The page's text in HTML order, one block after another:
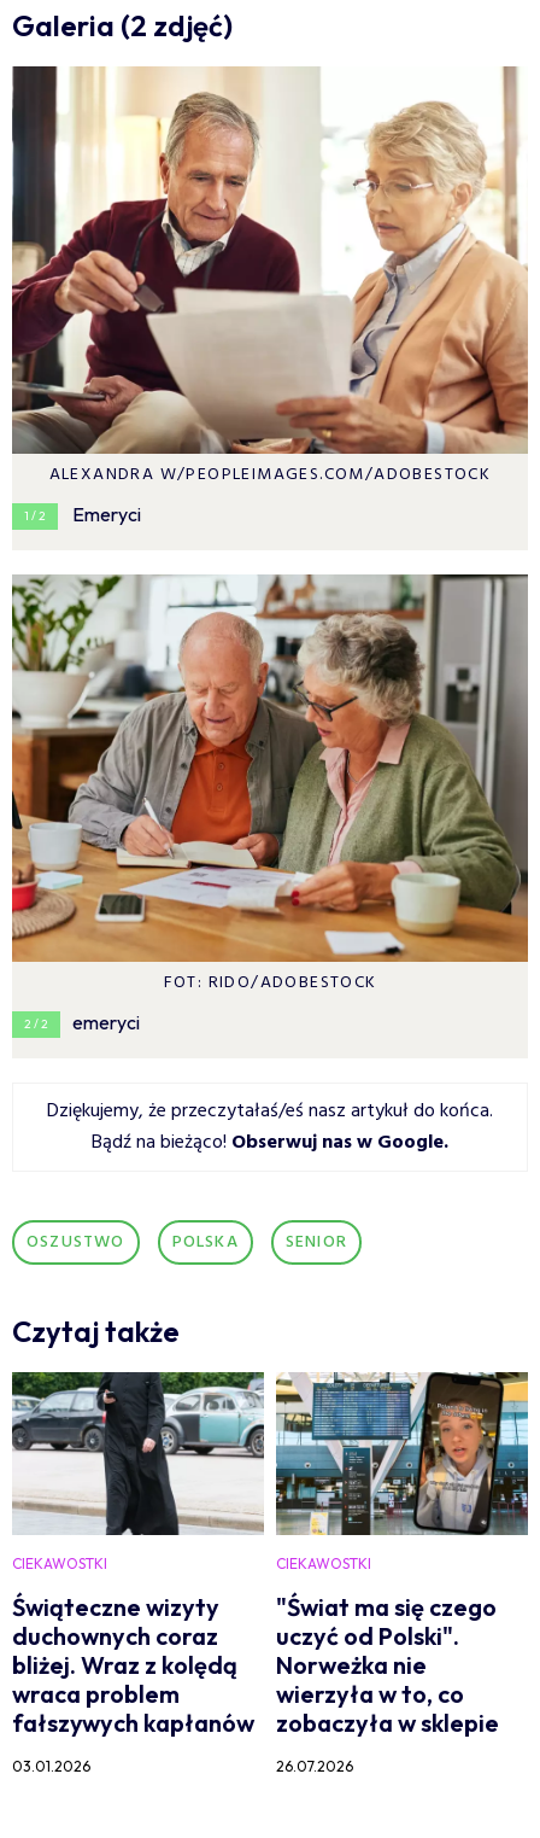
Galeria (2 zdjęć)
ALEXANDRA W/PEOPLEIMAGES.COM/ADOBESTOCK
1 / 2 Emeryci
FOT: RIDO/ADOBESTOCK
2 / 2 emeryci
Dziękujemy, że przeczytałaś/eś nasz artykuł do końca.
Bądź na bieżąco! Obserwuj nas w Google.
OSZUSTWO POLSKA SENIOR
Czytaj także
CIEKAWOSTKI
Świąteczne wizyty
duchownych coraz
bliżej. Wraz z kolędą
wraca problem
fałszywych kapłanów
03.01.2026
CIEKAWOSTKI
"Świat ma się czego
uczyć od Polski".
Norweżka nie
wierzyła w to, co
zobaczyła w sklepie
26.07.2026